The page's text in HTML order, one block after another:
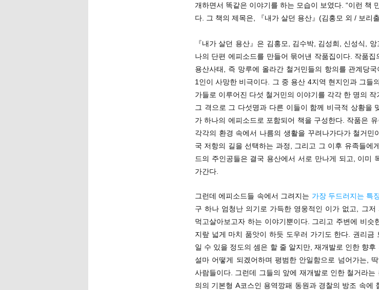
개하면서 똑같은 이야기를 하는 모습이 보였다. “이런 책
다. 그 책의 제목은, 『내가 살던 용산』(김홍모 외 / 보리
『내가 살던 용산』은 김홍모, 김수박, 김성희, 신성식,
나의 단편 에피소드를 만들어 묶어낸 작품집이다. 작품
용산사태, 즉 망루에 올라간 철거민들의 항의를 관계당
1인이 사망한 비극이다. 그 중 용산 4지역 현지인과 그들
가들로 이루어진 다섯 철거민의 이야기를 각각 한 명의
그 격으로 그 다섯명과 다른 이들이 함께 비극적 상황을
가 하나의 에피소드로 포함되어 책을 구성한다. 작품은
각각의 환경 속에서 나름의 생활을 꾸려나가다가 철거민
국 저항의 길을 선택하는 과정, 그리고 그 이후 유족들에
드의 주인공들은 결국 용산에서 서로 만나게 되고, 이미
가간다.
그런데 에피소드들 속에서 그려지는 가장 두드러지는 특
구 하나 엄청난 의기로 가득한 영웅적인 이가 없고, 그
먹고살아보고자 하는 이야기뿐이다. 그리고 주변에 비슷
지랖 넓게 마치 품앗이 하듯 도우러 가기도 한다. 권리금
일 수 있을 정도의 셈은 할 줄 알지만, 재개발로 인한 향
설마 어떻게 되겠어하며 평범한 안일함으로 넘어가는,
사람들이다. 그런데 그들의 앞에 재개발로 인한 철거라
의의 기본형 A코스인 용역깡패 동원과 경찰의 방조 속에